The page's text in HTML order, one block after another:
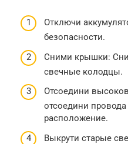
Отключи
безопасности.
Сними крышки:
свечные колодцы.
Отсоедини
отсоедини
расположение.
Выкрути старые